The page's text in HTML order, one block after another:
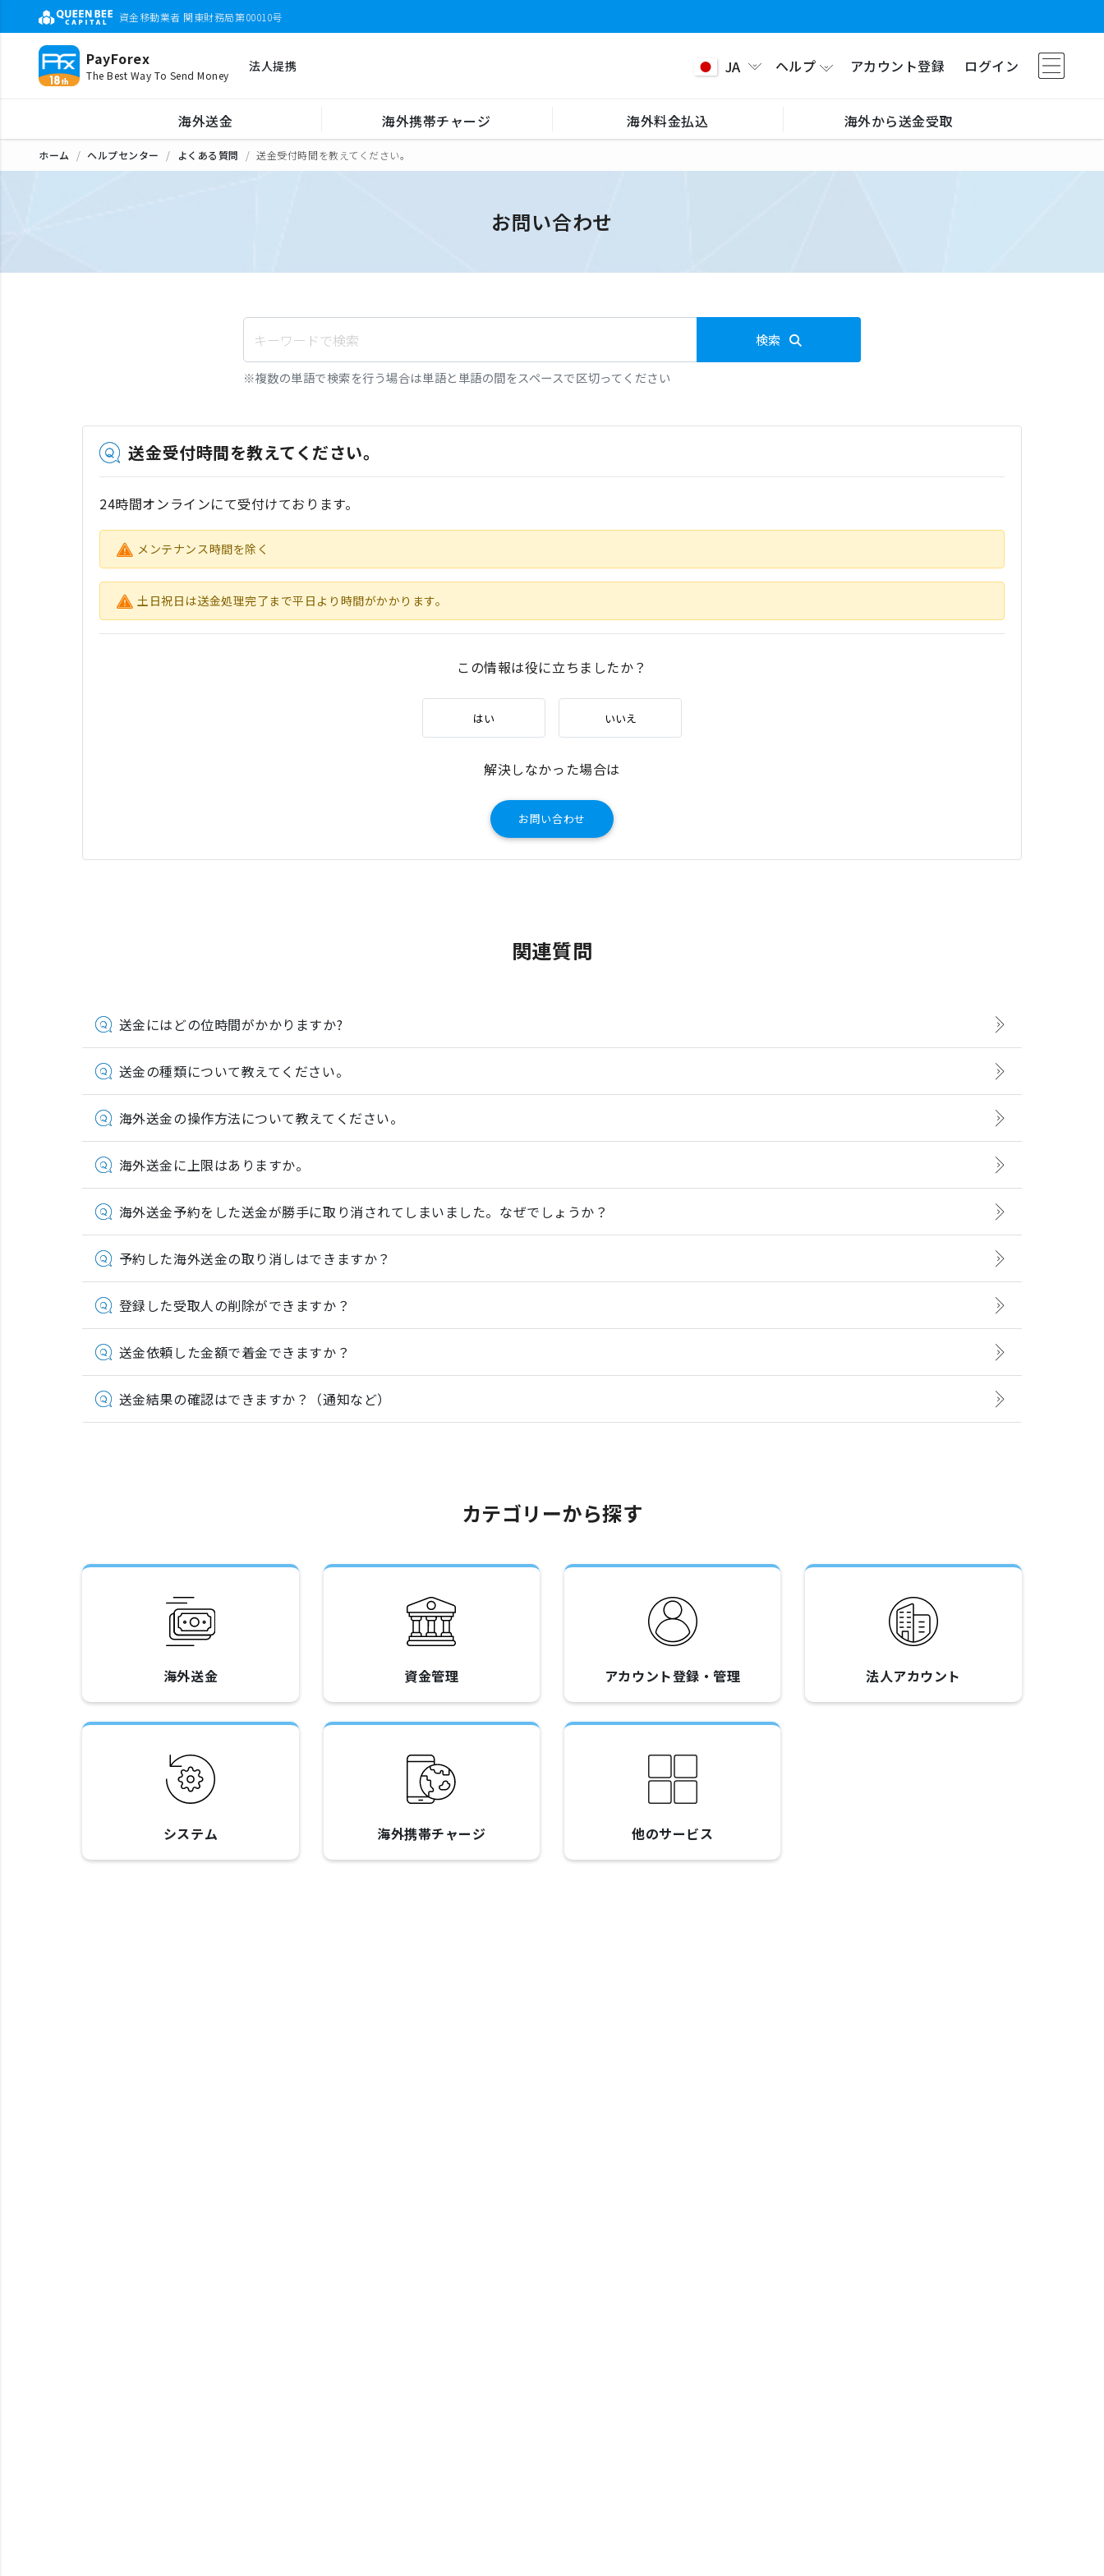
資金移動業者 関東財務局第00010号
PayForex
The Best Way To Send Money
法人提携 JA ヘルプ アカウント登録 ログイン
海外送金 海外携帯チャージ 海外料金払込 海外から送金受取
ホーム ヘルプセンター よくある質問 送金受付時間を教えてください。
お問い合わせ
検索
※複数の単語で検索を行う場合は単語と単語の間をスペースで区切ってください
送金受付時間を教えてください。
24時間オンラインにて受付けております。
メンテナンス時間を除く
土日祝日は送金処理完了まで平日より時間がかかります。
この情報は役に立ちましたか？
はい いいえ
解決しなかった場合は
お問い合わせ
関連質問
送金にはどの位時間がかかりますか?
送金の種類について教えてください。
海外送金の操作方法について教えてください。
海外送金に上限はありますか。
海外送金予約をした送金が勝手に取り消されてしまいました。なぜでしょうか？
予約した海外送金の取り消しはできますか？
登録した受取人の削除ができますか？
送金依頼した金額で着金できますか？
送金結果の確認はできますか？（通知など）
カテゴリーから探す
海外送金 資金管理 アカウント登録・管理 法人アカウント
システム 海外携帯チャージ 他のサービス